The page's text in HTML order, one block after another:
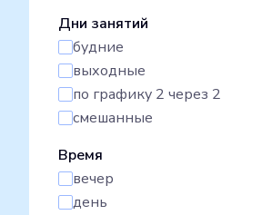
Дни занятий
будние
выходные
по графику 2 через 2
смешанные
Время
вечер
день